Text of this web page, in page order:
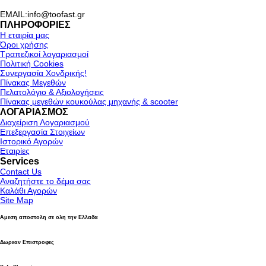
EMAIL:info@toofast.gr
ΠΛΗΡΟΦΟΡΙΕΣ
Η εταιρία μας
Όροι χρήσης
Τραπεζικοί λογαριασμοί
Πολιτική Cookies
Συνεργασία Χονδρικής!
Πίνακας Μεγεθών
Πελατολόγιο & Αξιολογήσεις
Πίνακας μεγεθών κουκούλας μηχανής & scooter
ΛΟΓΑΡΙΑΣΜΟΣ
Διαχείριση Λογαριασμού
Επεξεργασία Στοιχείων
Ιστορικό Αγορών
Εταιρίες
Services
Contact Us
Αναζητήστε το δέμα σας
Καλάθι Αγορών
Site Map
Αμεση αποστολη σε ολη την Ελλαδα
Δωρεαν Επιστροφες